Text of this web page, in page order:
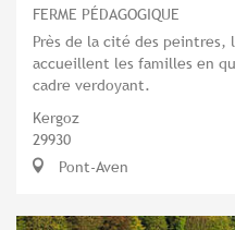
FERME PÉDAGOGIQUE
Près de la cité des peintres,
accueillent les familles en
cadre verdoyant.
Kergoz
29930
Pont-Aven